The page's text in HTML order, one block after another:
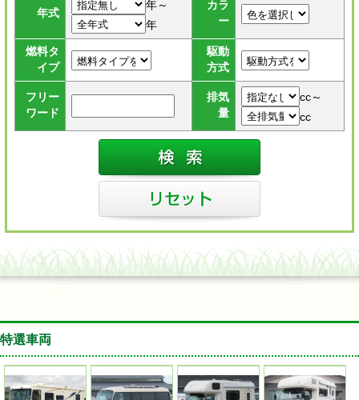
年式
年～
年
カラ
ー
燃料タ
イプ
駆動
方式
フリー
ワード
排気
量
cc～
cc
特選車両